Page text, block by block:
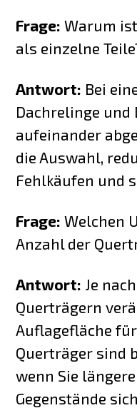
Frage: Warum
als einzelne
Antwort: Bei
Dachrelinge und
aufeinander
die Auswahl,
Fehlkäufen und
Frage: Welchen
Anzahl der
Antwort: Je
Querträgern
Auflagefläche
Querträger sind
wenn Sie
Gegenstände